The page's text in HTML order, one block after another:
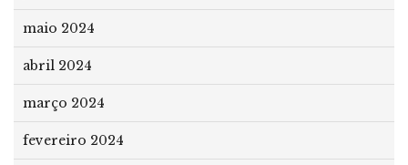
maio 2024
abril 2024
março 2024
fevereiro 2024